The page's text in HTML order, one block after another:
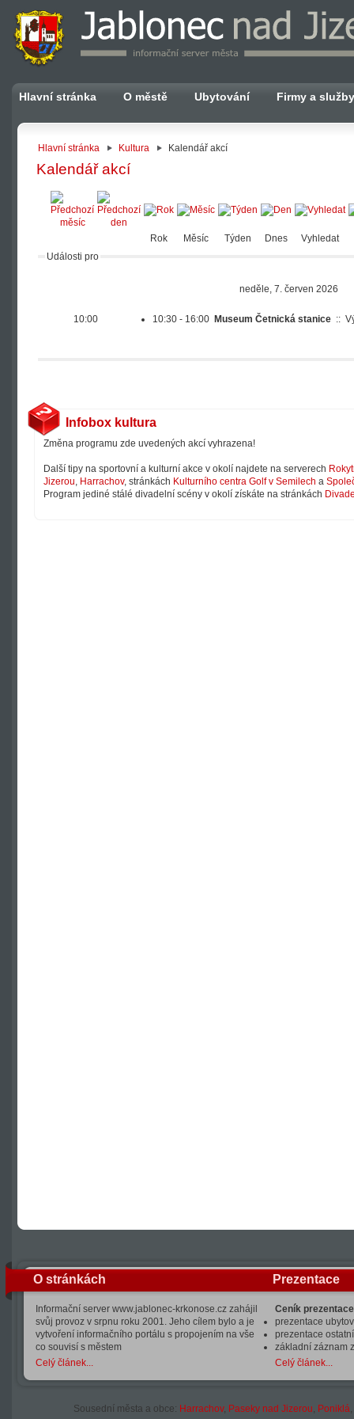
Hlavní stránka O městě Ubytování Firmy a služby
Hlavní stránka Kultura Kalendář akcí
Kalendář akcí
Rok Měsíc Týden Dnes
Vyhledat
Události pro
neděle, 7. červen 2026
10:00 10:30 - 16:00 Museum Četnická stanice ::
Infobox kultura
Změna programu zde uvedených akcí vyhrazena!
Další tipy na sportovní a kulturní akce v okolí najdete na serverech
Jizerou, Harrachov, stránkách Kulturního centra Golf v Semilech a
Program jediné stálé divadelní scény v okolí získáte na stránkách
O stránkách
Informační server www.jablonec-krkonose.cz zahájil
svůj provoz v srpnu roku 2001. Jeho cílem bylo a je
vytvoření informačního portálu s propojením na vše
co souvisí s městem
Celý článek...
Prezentace
Ceník
prezentace
prezentace
základní záznam
Celý článek...
Sousední města a obce: Harrachov, Paseky nad Jizerou, Poniklá,